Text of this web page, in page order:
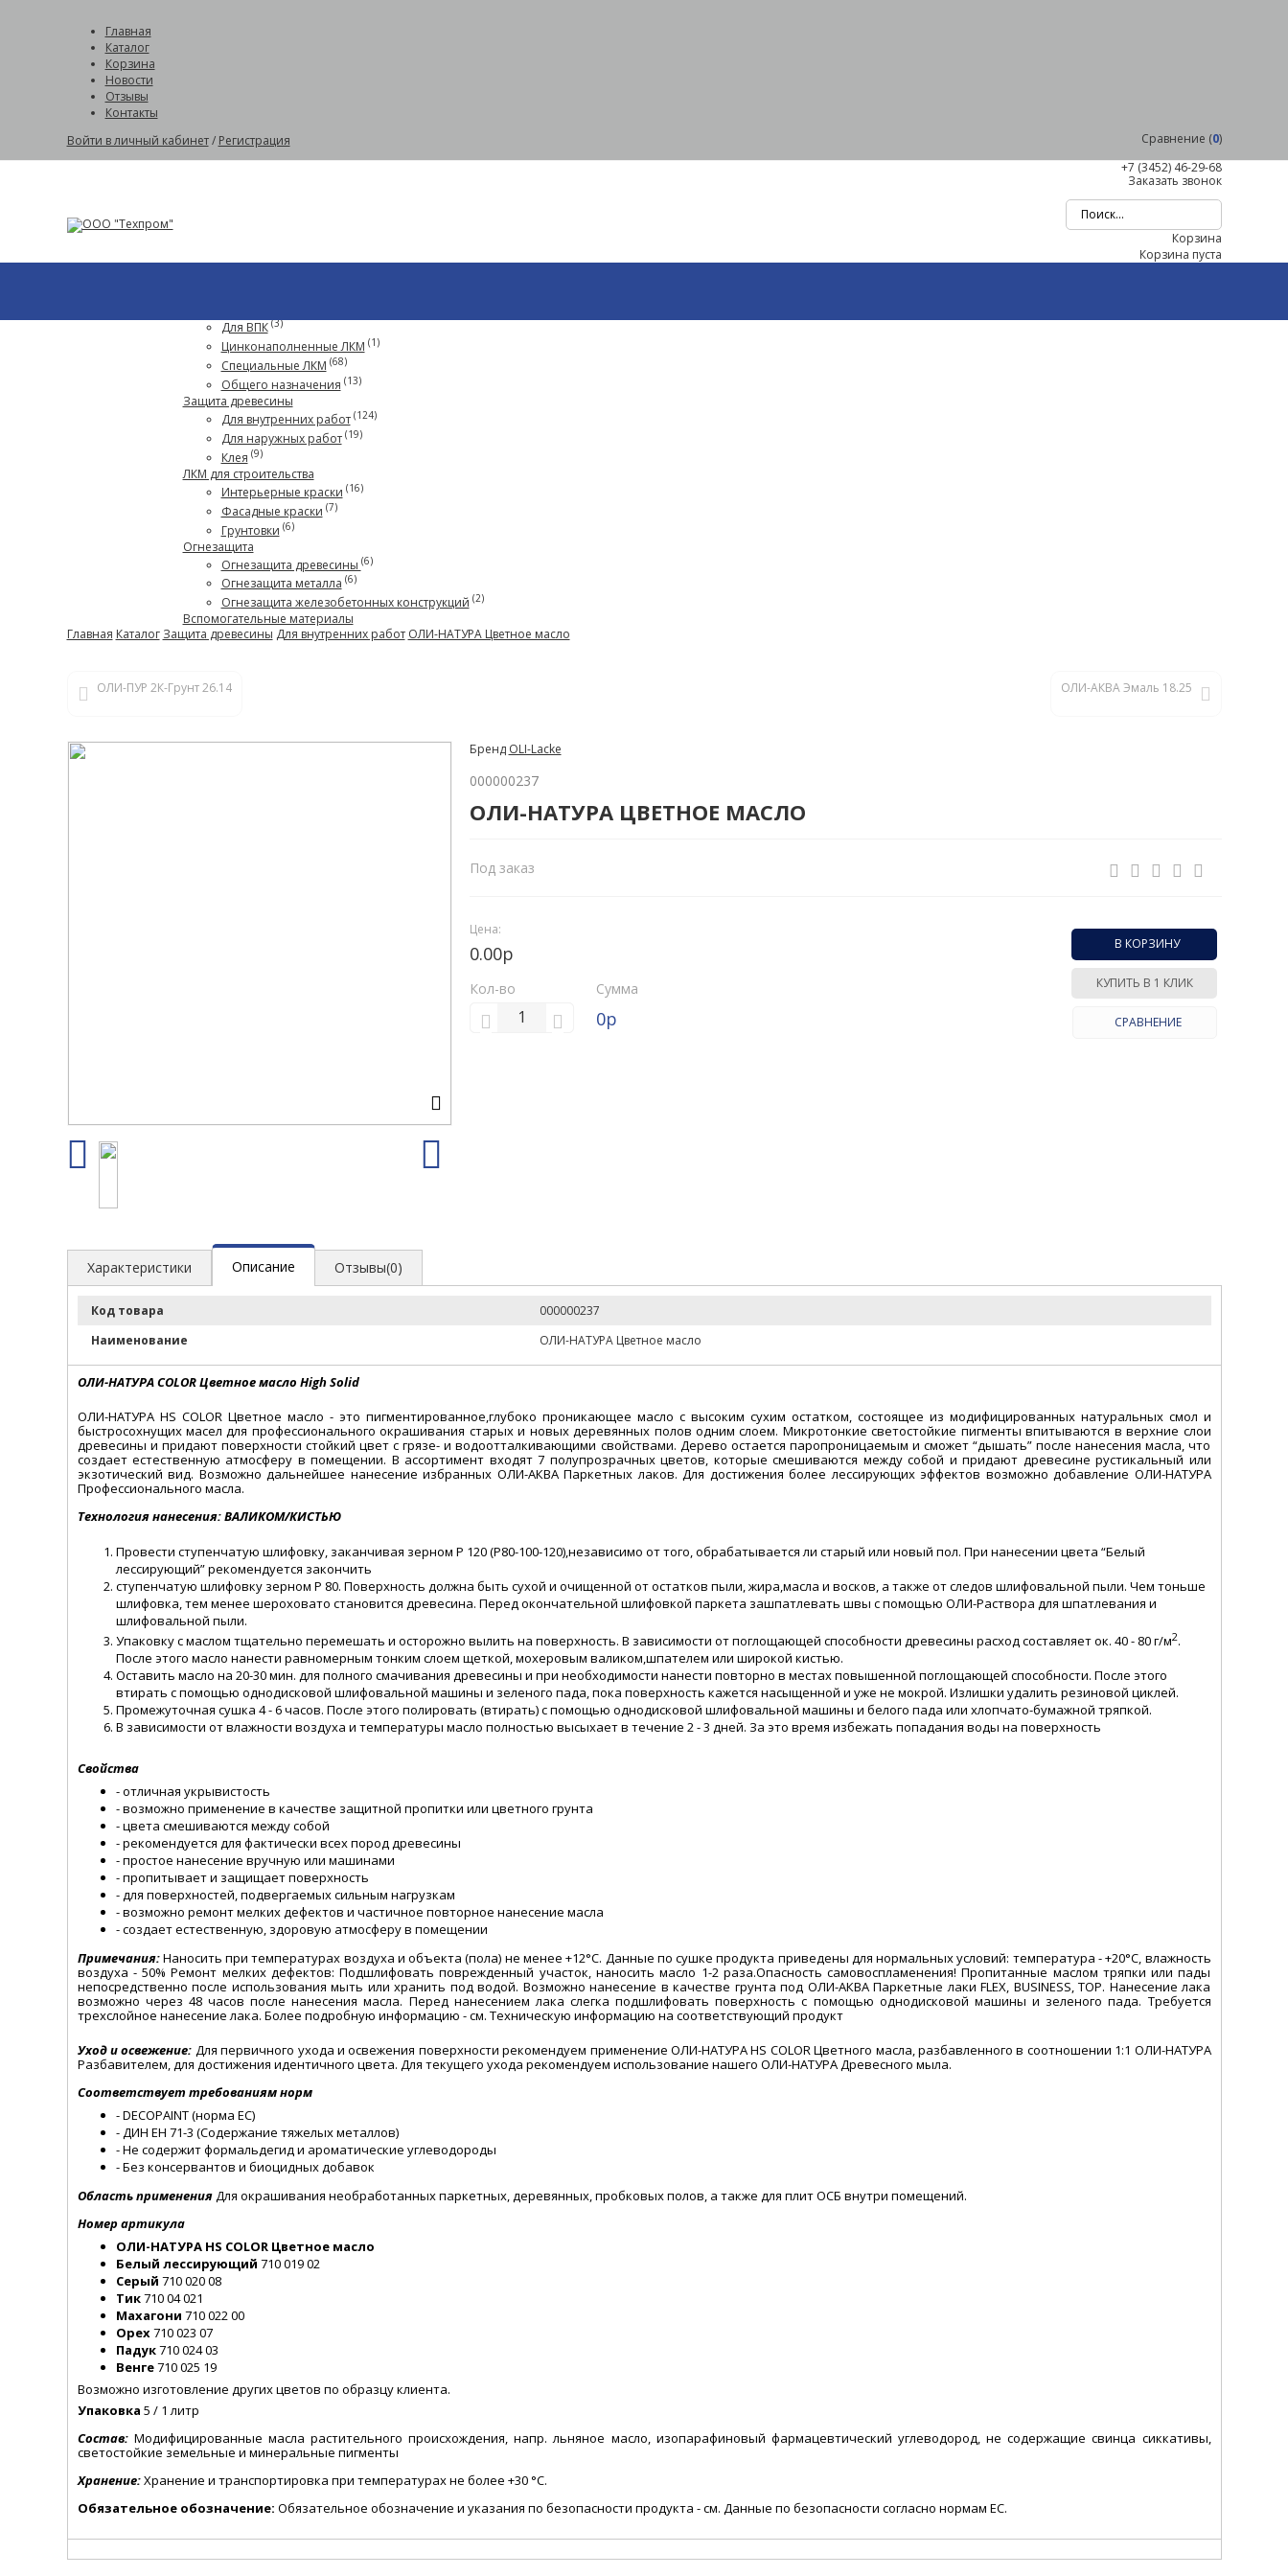
Главная
Каталог
Корзина
Новости
Отзывы
Контакты
Войти в личный кабинет/ Регистрация Сравнение (0)
+7 (3452) 46-29-68
Заказать звонок
Корзина
Корзина пуста
Для ВПК (3)
Цинконаполненные ЛКМ (1)
Специальные ЛКМ (68)
Общего назначения (13)
Защита древесины
Для внутренних работ (124)
Для наружных работ (19)
Клея (9)
ЛКМ для строительства
Интерьерные краски (16)
Фасадные краски (7)
Грунтовки (6)
Огнезащита
Огнезащита древесины (6)
Огнезащита металла (6)
Огнезащита железобетонных конструкций (2)
Вспомогательные материалы
Главная Каталог Защита древесины Для внутренних работ ОЛИ-НАТУРА Цветное масло
ОЛИ-ПУР 2К-Грунт 26.14 ОЛИ-АКВА Эмаль 18.25
Бренд OLI-Lacke
000000237
ОЛИ-НАТУРА ЦВЕТНОЕ МАСЛО
Под заказ
Цена:
0.00р
Кол-во Сумма
0р
В КОРЗИНУ
КУПИТЬ В 1 КЛИК
СРАВНЕНИЕ
Характеристики Описание Отзывы(0)
Код товара
000000237
Наименование
ОЛИ-НАТУРА Цветное масло
ОЛИ-НАТУРА COLOR Цветное масло High Solid
ОЛИ-НАТУРА HS COLOR Цветное масло - это пигментированное,глубоко проникающее масло с высоким сухим остатком, состоящее из модифицированных натуральных смол и
быстросохнущих масел для профессионального окрашивания старых и новых деревянных полов одним слоем. Микротонкие светостойкие пигменты впитываются в верхние слои
древесины и придают поверхности стойкий цвет с грязе- и водоотталкивающими свойствами. Дерево остается паропроницаемым и сможет “дышать” после нанесения масла, что
создает естественную атмосферу в помещении. В ассортимент входят 7 полупрозрачных цветов, которые смешиваются между собой и придают древесине рустикальный или
экзотический вид. Возможно дальнейшее нанесение избранных ОЛИ-АКВА Паркетных лаков. Для достижения более лессирующих эффектов возможно добавление ОЛИ-НАТУРА
Профессионального масла.
Технология нанесения: ВАЛИКОМ/КИСТЬЮ
Провести ступенчатую шлифовку, заканчивая зерном Р 120 (Р80-100-120),независимо от того, обрабатывается ли старый или новый пол. При нанесении цвета “Белый
лессирующий” рекомендуется закончить
ступенчатую шлифовку зерном Р 80. Поверхность должна быть сухой и очищенной от остатков пыли, жира,масла и восков, а также от следов шлифовальной пыли. Чем тоньше
шлифовка, тем менее шероховато становится древесина. Перед окончательной шлифовкой паркета зашпатлевать швы с помощью ОЛИ-Раствора для шпатлевания и
шлифовальной пыли.
Упаковку с маслом тщательно перемешать и осторожно вылить на поверхность. В зависимости от поглощающей способности древесины расход составляет ок. 40 - 80 г/м2.
После этого масло нанести равномерным тонким слоем щеткой, мохеровым валиком,шпателем или широкой кистью.
Оставить масло на 20-30 мин. для полного смачивания древесины и при необходимости нанести повторно в местах повышенной поглощающей способности. После этого
втирать с помощью однодисковой шлифовальной машины и зеленого пада, пока поверхность кажется насыщенной и уже не мокрой. Излишки удалить резиновой циклей.
Промежуточная сушка 4 - 6 часов. После этого полировать (втирать) с помощью однодисковой шлифовальной машины и белого пада или хлопчато-бумажной тряпкой.
В зависимости от влажности воздуха и температуры масло полностью высыхает в течение 2 - 3 дней. За это время избежать попадания воды на поверхность
Свойства
- отличная укрывистость
- возможно применение в качестве защитной пропитки или цветного грунта
- цвета смешиваются между собой
- рекомендуется для фактически всех пород древесины
- простое нанесение вручную или машинами
- пропитывает и защищает поверхность
- для поверхностей, подвергаемых сильным нагрузкам
- возможно ремонт мелких дефектов и частичное повторное нанесение масла
- создает естественную, здоровую атмосферу в помещении
Примечания:Наносить при температурах воздуха и объекта (пола) не менее +12°C. Данные по сушке продукта приведены для нормальных условий: температура - +20°C, влажность
воздуха - 50% Ремонт мелких дефектов: Подшлифовать поврежденный участок, наносить масло 1-2 раза.Опасность самовоспламенения! Пропитанные маслом тряпки или пады
непосредственно после использования мыть или хранить под водой. Возможно нанесение в качестве грунта под ОЛИ-АКВА Паркетные лаки FLEX, BUSINESS, TOP. Нанесение лака
возможно через 48 часов после нанесения масла. Перед нанесением лака слегка подшлифовать поверхность с помощью однодисковой машины и зеленого пада. Требуется
трехслойное нанесение лака. Более подробную информацию - см. Техническую информацию на соответствующий продукт
Уход и освежение: Для первичного ухода и освежения поверхности рекомендуем применение ОЛИ-НАТУРА HS COLOR Цветного масла, разбавленного в соотношении 1:1 ОЛИ-НАТУРА
Разбавителем, для достижения идентичного цвета. Для текущего ухода рекомендуем использование нашего ОЛИ-НАТУРА Древесного мыла.
Соответствует требованиям норм
- DECOPAINT (норма ЕС)
- ДИН ЕН 71-3 (Содержание тяжелых металлов)
- Не содержит формальдегид и ароматические углеводороды
- Без консервантов и биоцидных добавок
Область примененияДля окрашивания необработанных паркетных, деревянных, пробковых полов, а также для плит ОСБ внутри помещений.
Номер артикула
ОЛИ-НАТУРА HS COLOR Цветное масло
Белый лессирующий 710 019 02
Серый 710 020 08
Тик710 04 021
Махагони 710 022 00
Орех710 023 07
Падук710 024 03
Венге710 025 19
Возможно изготовление других цветов по образцу клиента.
Упаковка 5 / 1 литр
Состав: Модифицированные масла растительного происхождения, напр. льняное масло, изопарафиновый фармацевтический углеводород, не содержащие свинца сиккативы,
светостойкие земельные и минеральные пигменты
Хранение:Хранение и транспортировка при температурах не более +30 °C.
Обязательное обозначение: Обязательное обозначение и указания по безопасности продукта - см. Данные по безопасности согласно нормам ЕС.